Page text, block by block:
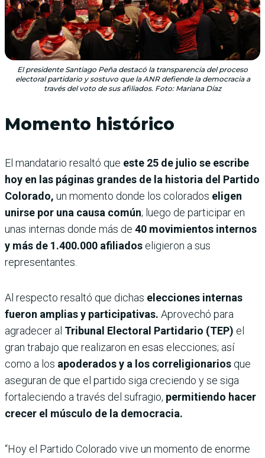
El presidente Santiago Peña destacó la transparencia del proceso
electoral partidario y sostuvo que la ANR defiende la democracia a
través del voto de sus afiliados. Foto: Mariana Díaz
Momento histórico
El mandatario resaltó que este 25 de julio se escribe
hoy en las páginas grandes de la historia del Partido
Colorado, un momento donde los colorados eligen
unirse por una causa común; luego de participar en
unas internas donde más de 40 movimientos internos
y más de 1.400.000 afiliados eligieron a sus
representantes.
Al respecto resaltó que dichas elecciones internas
fueron amplias y participativas. Aprovechó para
agradecer al Tribunal Electoral Partidario (TEP) el
gran trabajo que realizaron en esas elecciones; así
como a los apoderados y a los correligionarios que
aseguran de que el partido siga creciendo y se siga
fortaleciendo a través del sufragio, permitiendo hacer
crecer el músculo de la democracia.
“Hoy el Partido Colorado vive un momento de enorme